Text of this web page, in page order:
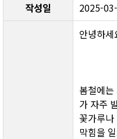
작성일
2025-
안녕하
봄철에
가 자주
꽃가루나
막힘을